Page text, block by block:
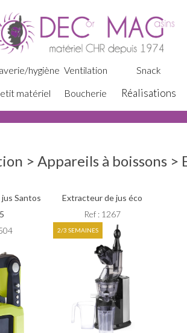
hygiène Ventilation Snack
matériel Boucherie Réalisations
> Appareils à boissons >
Santos
Extracteur de jus éco
Ref : 1267
2/3 SEMAINES